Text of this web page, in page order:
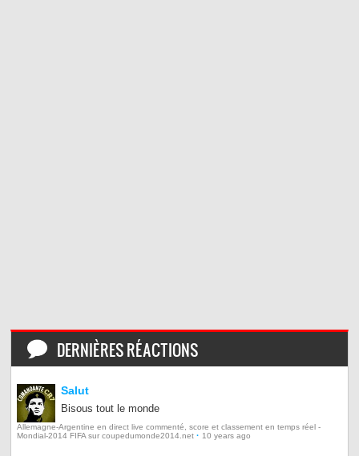
DERNIÈRES RÉACTIONS
Salut
Bisous tout le monde
Allemagne-Argentine en direct live commenté, score et classement en temps réel -
Mondial-2014 FIFA sur coupedumonde2014.net · 10 years ago